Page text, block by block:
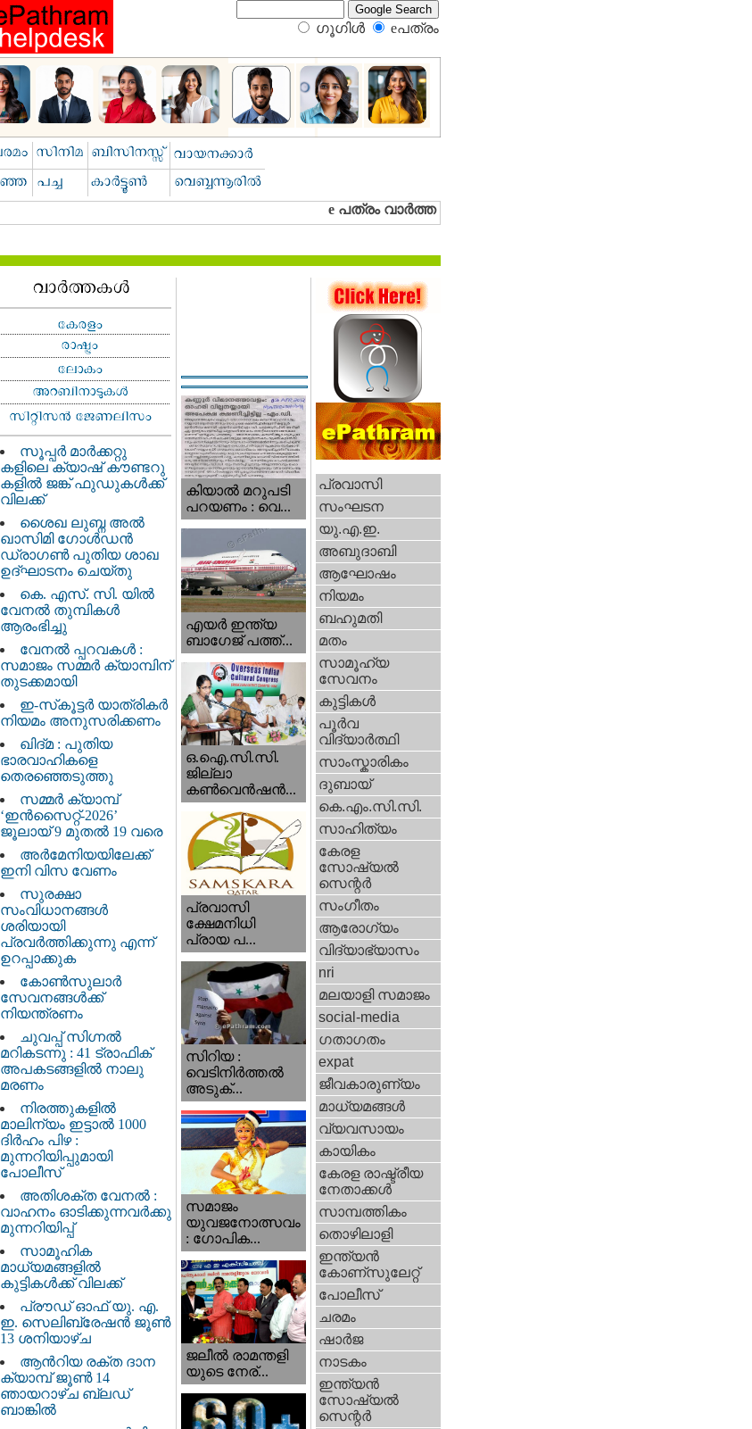
ഗൂഗിള്‍ eപത്രം‍
സൂപ്പർ മാർക്കറ്റു
കളിലെ ക്യാഷ് കൗണ്ടറു
കളിൽ ജങ്ക് ഫുഡുകൾക്ക്
വിലക്ക്
ശൈഖ ലുബ്ന അൽ
ഖാസിമി ഗോൾഡൻ
ഡ്രാഗൺ പുതിയ ശാഖ
ഉദ്ഘാടനം ചെയ്തു
കെ. എസ്. സി. യിൽ
വേനൽ തുമ്പികൾ
ആരംഭിച്ചു
വേനൽ പ്പറവകൾ :
സമാജം സമ്മർ ക്യാമ്പിന്
തുടക്കമായി
ഇ-സ്‌കൂട്ടർ യാത്രികർ
നിയമം അനുസരിക്കണം
ഖിദ്മ : പുതിയ
ഭാരവാഹികളെ
തെരഞ്ഞെടുത്തു
സമ്മർ ക്യാമ്പ്
‘ഇൻസൈറ്റ്-2026’
ജൂലായ് 9 മുതൽ 19 വരെ
അർമേനിയയിലേക്ക്
ഇനി വിസ വേണം
സുരക്ഷാ
സംവിധാനങ്ങൾ
ശരിയായി
പ്രവർത്തിക്കുന്നു എന്ന്
ഉറപ്പാക്കുക
കോൺസുലാർ
സേവനങ്ങൾക്ക്
നിയന്ത്രണം
ചുവപ്പ് സിഗ്നൽ
മറികടന്നു : 41 ട്രാഫിക്
അപകടങ്ങളിൽ നാലു
മരണം
നിരത്തുകളിൽ
മാലിന്യം ഇട്ടാൽ 1000
ദിർഹം പിഴ :
മുന്നറിയിപ്പുമായി
പോലീസ്
അതിശക്ത വേനൽ :
വാഹനം ഓടിക്കുന്നവർക്കു
മുന്നറിയിപ്പ്
സാമൂഹിക
മാധ്യമങ്ങളിൽ
കുട്ടികൾക്ക് വിലക്ക്
പ്രൗഡ് ഓഫ് യു. എ.
ഇ. സെലിബ്രേഷൻ ജൂൺ
13 ശനിയാഴ്ച
ആൻറിയ രക്ത ദാന
ക്യാമ്പ് ജൂൺ 14
ഞായറാഴ്ച ബ്ലഡ്
ബാങ്കിൽ
കിയാല്‍ മറുപടി
പറയണം : വെ...
എയര്‍ ഇന്ത്യ
ബാഗേജ് പത്ത്...
ഒ.ഐ.സി.സി.
ജില്ലാ
കൺവെൻഷൻ...
പ്രവാസി
ക്ഷേമനിധി
പ്രായ പ...
സിറിയ :
വെടിനിർത്തൽ
അടുക്...
സമാജം
യുവജനോത്സവം
: ഗോപിക...
ജലീല്‍ രാമന്തളി
യുടെ നേര്...
പ്രവാസി
സംഘടന
യു.എ.ഇ.
അബുദാബി
ആഘോഷം
നിയമം
ബഹുമതി
മതം
സാമൂഹ്യ
സേവനം
കുട്ടികള്‍
പൂര്‍വ
വിദ്യാര്‍ത്ഥി
സാംസ്കാരികം
ദുബായ്‌
കെ.എം.സി.സി.
സാഹിത്യം
കേരള
സോഷ്യല്‍
സെന്റര്‍
സംഗീതം
ആരോഗ്യം
വിദ്യാഭ്യാസം
nri
മലയാളി സമാജം
social-media
ഗതാഗതം
expat
ജീവകാരുണ്യം
മാധ്യമങ്ങള്‍
വ്യവസായം
കായികം
കേരള രാഷ്ട്രീയ
നേതാക്കള്‍
സാമ്പത്തികം
തൊഴിലാളി
ഇന്ത്യന്‍
കോണ്സുലേറ്റ്
പോലീസ്
ചരമം
ഷാര്‍ജ
നാടകം
ഇന്ത്യന്‍
സോഷ്യല്‍
സെന്റര്‍